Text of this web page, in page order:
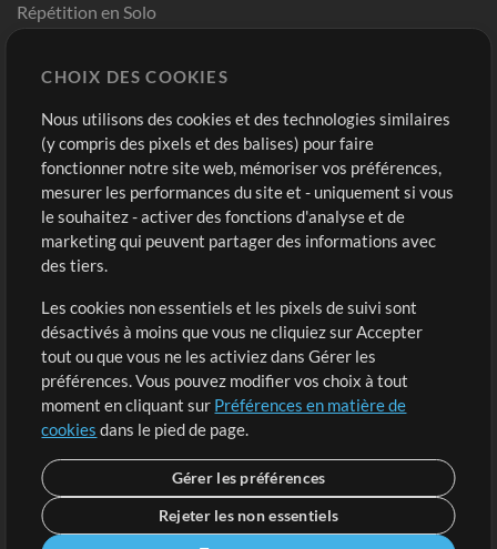
Répétition en Solo
Modèles ProPresenter
Sons
Boutique
Acheter des crédits
Contenu gratuit
Demander les pistes
Extras
Sessions
Soumettre votre contenu
Listes de lecture
Conférence MT
Compte
Connexion
S'inscrire
CHOIX DES COOKIES
Nous utilisons des cookies et des technologies similaires
(y compris des pixels et des balises) pour faire
fonctionner notre site web, mémoriser vos préférences,
mesurer les performances du site et - uniquement si vous
le souhaitez - activer des fonctions d'analyse et de
marketing qui peuvent partager des informations avec
des tiers.
Les cookies non essentiels et les pixels de suivi sont
désactivés à moins que vous ne cliquiez sur Accepter
tout ou que vous ne les activiez dans Gérer les
préférences. Vous pouvez modifier vos choix à tout
moment en cliquant sur Préférences en matière de
cookies dans le pied de page.
Gérer les préférences
Rejeter les non essentiels